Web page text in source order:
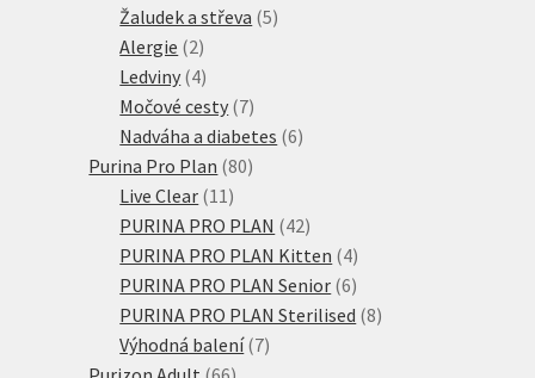
produktů
Žaludek a střeva 55
Alergie 22
produkty
Ledviny 44
produkty
Močové cesty 77
produktů
Nadváha a diabetes 66
Purina Pro Plan 8080
Live Clear 11 11
produktů
PURINA PRO PLAN 4242
produktů
PURINA PRO PLAN Kitten 44
produkty
PURINA PRO PLAN Senior 66
produktů
PURINA PRO PLAN Sterilised 88
Výhodná balení 77
66